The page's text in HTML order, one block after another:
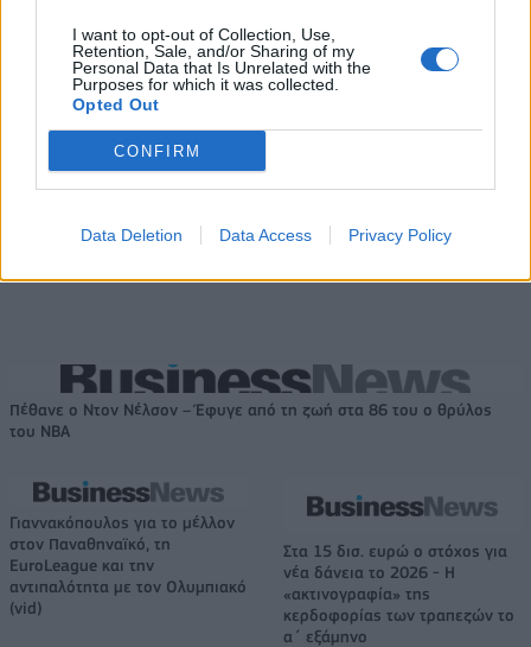
I want to opt-out of Collection, Use,
Retention, Sale, and/or Sharing of my
Personal Data that Is Unrelated with the
Purposes for which it was collected.
Opted Out
CONFIRM
Data Deletion Data Access Privacy Policy
Πέθανε ο Ντον Νέλσον – Έφυγε από τη ζωή στα 86 του ο θρύλος
του NBA
Γιαννακόπουλος για το μέλλον
στον Παναθηναϊκό, τη
EuroLeague και την
αντιπαλότητα με τον Ολυμπιακό
(vid)
Στα 15 δισ. ευρώ ο στόχος για
νέα δάνεια το 2026 - Η
«ακτινογραφία» της
κερδοφορίας των τραπεζών το
α΄ εξάμηνο